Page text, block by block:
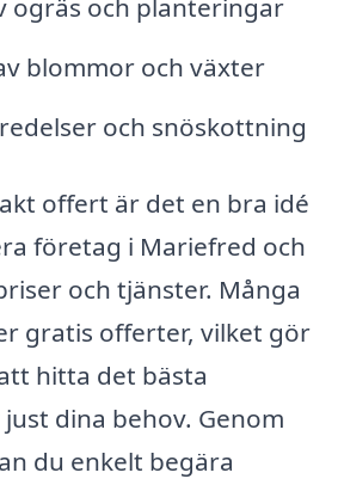
ogräs och planteringar
blommor och växter
och snöskottning
offert är det en bra idé
företag i Mariefred och
och tjänster. Många
gratis offerter, vilket gör
hitta det bästa
dina behov. Genom
du enkelt begära